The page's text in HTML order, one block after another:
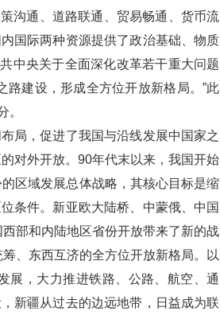
沟通、道路联通、贸易畅通、货币流
国际两种资源提供了政治基础、物质
中央关于全面深化改革若干重大问题
路建设，形成全方位开放新格局。”此
。
局，促进了我国与沿线发展中国家之
对外开放。90年代末以来，我国开始
的区域发展总体战略，其核心目标是缩
条件。新亚欧大陆桥、中蒙俄、中国
部和内陆地区省份开放带来了新的战
、东西互济的全方位开放新格局。以
展，大力推进铁路、公路、航空、通
新疆从过去的边远地带，日益成为联